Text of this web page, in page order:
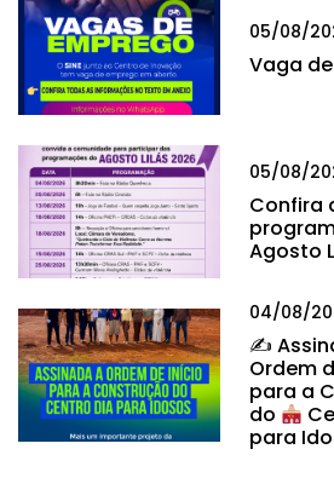
05/08/
Vaga
05/08/
Confira
Agosto
04/08/
✍
Ordem
para a
do
para